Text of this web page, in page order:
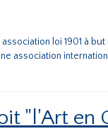
association loi 1901 à
association
"l'Art en